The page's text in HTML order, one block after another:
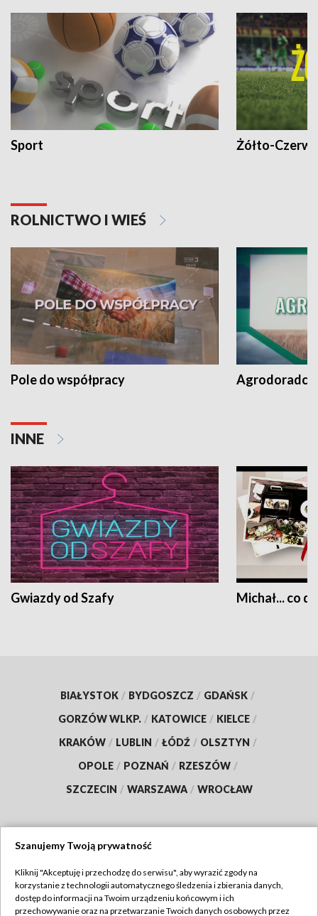
Sport Żółto-
ROLNICTWO I WIEŚ
Pole do współpracy Agrodoradcy
INNE
Gwiazdy od Szafy Michał... co
BIAŁYSTOK / BYDGOSZCZ / GDAŃSK /
GORZÓW WLKP. / KATOWICE / KIELCE /
KRAKÓW / LUBLIN / ŁÓDŹ / OLSZTYN /
OPOLE / POZNAŃ / RZESZÓW /
SZCZECIN / WARSZAWA / WROCŁAW
TVP
Abonament TVP
Szanujemy Twoją prywatność
Kliknij "Akceptuję i przechodzę do serwisu", aby wyrazić zgody na
korzystanie z technologii automatycznego śledzenia i zbierania danych,
dostęp do informacji na Twoim urządzeniu końcowym i ich
przechowywanie oraz na przetwarzanie Twoich danych osobowych przez